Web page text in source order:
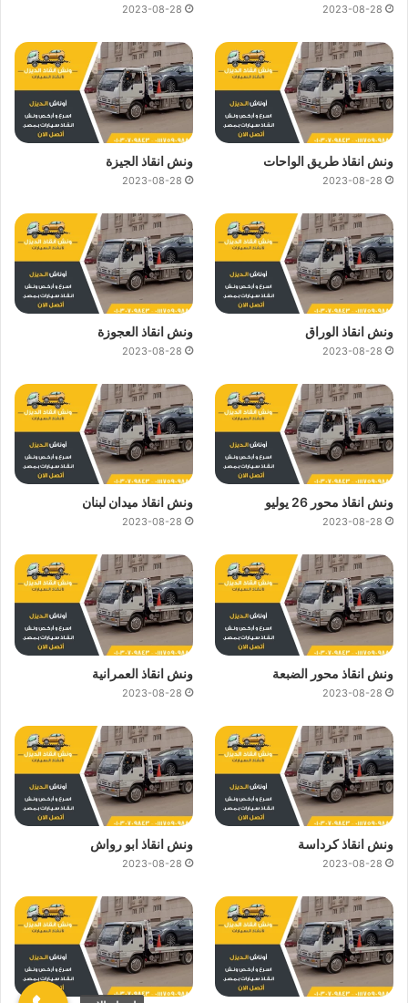
2023-08-28
2023-08-28
ونش انقاذ طريق الواحات
2023-08-28
ونش انقاذ الجيزة
2023-08-28
ونش انقاذ الوراق
2023-08-28
ونش انقاذ العجوزة
2023-08-28
ونش انقاذ محور 26 يوليو
2023-08-28
ونش انقاذ ميدان لبنان
2023-08-28
ونش انقاذ محور الضبعة
2023-08-28
ونش انقاذ العمرانية
2023-08-28
ونش انقاذ كرداسة
2023-08-28
ونش انقاذ ابو رواش
2023-08-28